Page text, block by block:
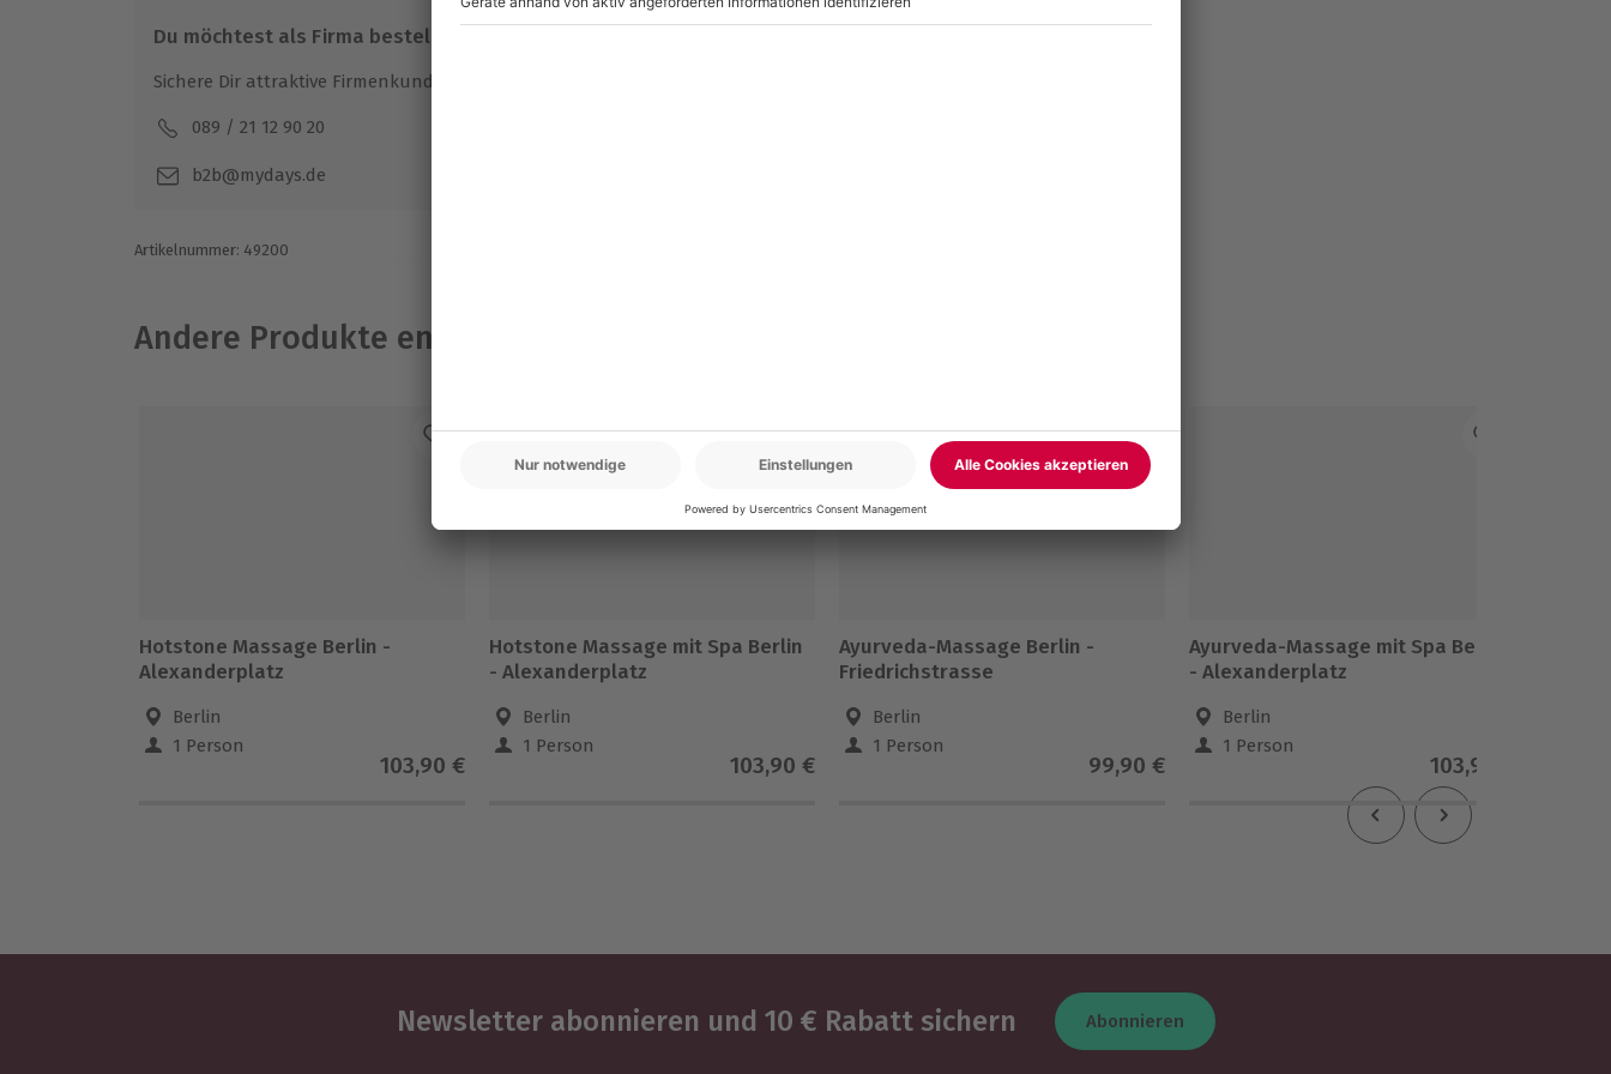
Du möchtest als Firma bestellen?
Sichere Dir attraktive Firmenkunden Vorteile.
089 / 21 12 90 20
b2b@mydays.de
Artikelnummer: 49200
Andere Produkte entdecken
Hotstone Massage Berlin -
Alexanderplatz
Berlin
1 Person
103,90 €
Hotstone Massage mit Spa Berlin
- Alexanderplatz
Berlin
1 Person
103,90 €
Ayurveda-Massage Berlin -
Friedrichstrasse
Berlin
1 Person
99,90 €
Ayurveda-Massage mit Spa Berlin
- Alexanderplatz
Berlin
1 Person
103,90 €
Newsletter abonnieren und 10 € Rabatt sichern Abonnieren